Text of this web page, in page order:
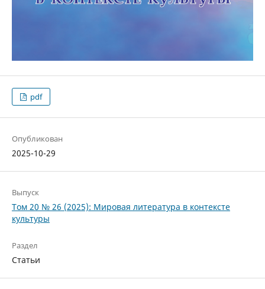
pdf
Опубликован
2025-10-29
Выпуск
Том 20 № 26 (2025): Мировая литература в контексте
культуры
Раздел
Статьи